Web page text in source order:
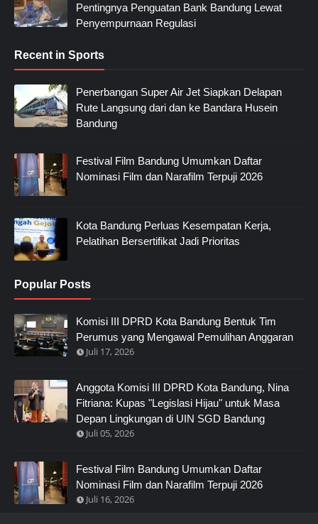
Pentingnya Penguatan Bank Bandung Lewat
Penyempurnaan Regulasi
Recent in Sports
Penerbangan Super Air Jet Siapkan Delapan
Rute Langsung dari dan ke Bandara Husein
Bandung
Festival Film Bandung Umumkan Daftar
Nominasi Film dan Narafilm Terpuji 2026
Kota Bandung Perluas Kesempatan Kerja,
Pelatihan Bersertifikat Jadi Prioritas
Popular Posts
Komisi III DPRD Kota Bandung Bentuk Tim
Perumus yang Mengawal Pemulihan Anggaran
Juli 17, 2026
Anggota Komisi III DPRD Kota Bandung, Nina
Fitriana: Kupas "Legislasi Hijau" untuk Masa
Depan Lingkungan di UIN SGD Bandung
Juli 05, 2026
Festival Film Bandung Umumkan Daftar
Nominasi Film dan Narafilm Terpuji 2026
Juli 16, 2026